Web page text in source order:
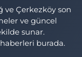
ve Çerkezköy son
ve güncel
sunar.
burada.